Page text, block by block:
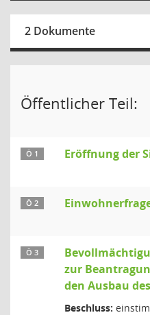
2 Dokumente
Öffentlicher Teil:
Ö 1 Eröffnung der
Ö 2
Ö 3
zur
den Ausbau
Beschluss: